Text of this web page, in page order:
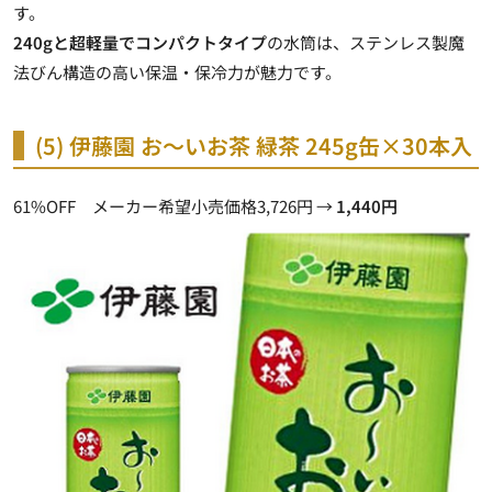
す。
240gと超軽量でコンパクトタイプの水筒は、ステンレス製魔
法びん構造の高い保温・保冷力が魅力です。
(5) 伊藤園 お～いお茶 緑茶 245g缶×30本入
61%OFF メーカー希望小売価格3,726円 →1,440円